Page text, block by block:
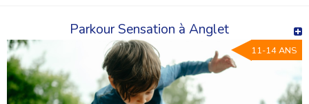
Parkour Sensation à Anglet
11-14 ANS